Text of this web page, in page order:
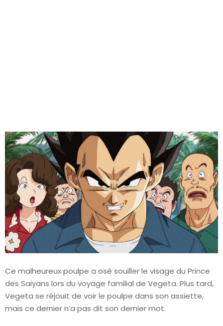
Ce malheureux poulpe a osé souiller le visage du Prince
des Saiyans lors du voyage familial de Vegeta. Plus tard,
Vegeta se réjouit de voir le poulpe dans son assiette,
mais ce dernier n’a pas dit son dernier mot.